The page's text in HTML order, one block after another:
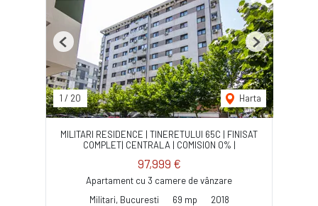
1 / 20 Harta
Previous Next
MILITARI RESIDENCE | TINERETULUI 65C | FINISAT
COMPLET| CENTRALA | COMISION 0% |
97,999 €
Apartament cu 3 camere de vânzare
Militari, Bucuresti
69 mp 2018